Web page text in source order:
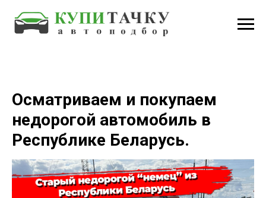
Осматриваем и покупаем
недорогой автомобиль в
Республике Беларусь.